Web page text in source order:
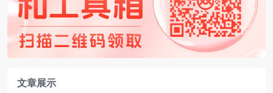
文章展示